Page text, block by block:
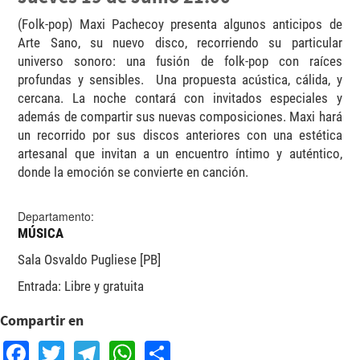
(Folk-pop) Maxi Pachecoy presenta algunos anticipos de
Arte Sano, su nuevo disco, recorriendo su particular
universo sonoro: una fusión de folk-pop con raíces
profundas y sensibles. Una propuesta acústica, cálida, y
cercana. La noche contará con invitados especiales y
además de compartir sus nuevas composiciones. Maxi hará
un recorrido por sus discos anteriores con una estética
artesanal que invitan a un encuentro íntimo y auténtico,
donde la emoción se convierte en canción.
Departamento:
MÚSICA
Sala Osvaldo Pugliese [PB]
Entrada: Libre y gratuita
Compartir en
Facebook
TwitterTelegram
WhatsApp